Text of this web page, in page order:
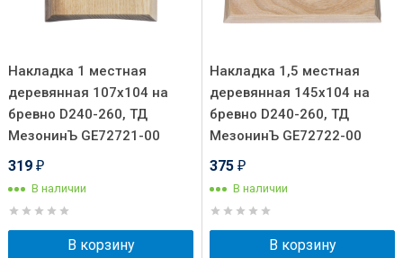
Накладка 1 местная
деревянная 107х104 на
бревно D240-260, ТД
МезонинЪ GE72721-00
319 ₽
В наличии
В корзину
Накладка 1,5 местная
деревянная 145х104 на
бревно D240-260, ТД
МезонинЪ GE72722-00
375 ₽
В наличии
В корзину